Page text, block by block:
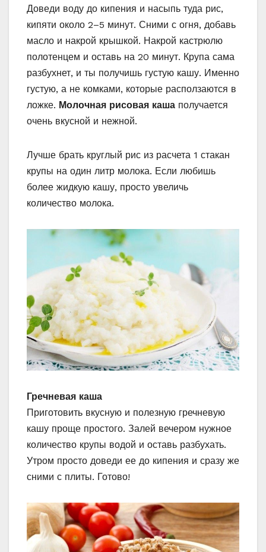
Доведи воду до кипения и насыпь туда рис,
кипяти около 2–5 минут. Сними с огня, добавь
масло и накрой крышкой. Накрой кастрюлю
полотенцем и оставь на 20 минут. Крупа сама
разбухнет, и ты получишь густую кашу. Именно
густую, а не комками, которые расползаются в
ложке. Молочная рисовая каша получается
очень вкусной и нежной.
Лучше брать круглый рис из расчета 1 стакан
крупы на один литр молока. Если любишь
более жидкую кашу, просто увеличь
количество молока.
Гречневая каша
Приготовить вкусную и полезную гречневую
кашу проще простого. Залей вечером нужное
количество крупы водой и оставь разбухать.
Утром просто доведи ее до кипения и сразу же
сними с плиты. Готово!